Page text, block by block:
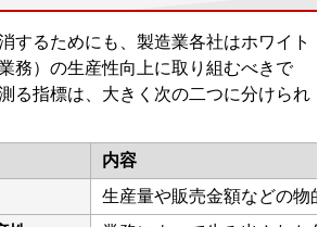
するためにも、製造業各社はホワイト
務）の生産性向上に取り組むべきで
る指標は、大きく次の二つに分けられ
内容
生産量や販売金額などの物